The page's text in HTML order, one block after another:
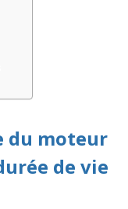
du moteur
de vie